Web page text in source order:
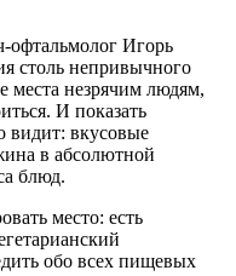
офтальмолог Игорь
столь непривычного
места незрячим людям,
И показать
видит: вкусовые
в абсолютной
блюд.
место: есть
обо всех пищевых